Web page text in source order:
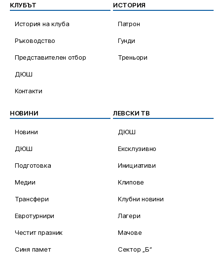
КЛУБЪТ
История на клуба
Ръководство
Представителен отбор
ДЮШ
Контакти
ИСТОРИЯ
Патрон
Гунди
Треньори
НОВИНИ
Новини
ДЮШ
Подготовка
Медии
Трансфери
Евротурнири
Честит празник
Синя памет
ЛЕВСКИ ТВ
ДЮШ
Ексклузивно
Инициативи
Клипове
Клубни новини
Лагери
Мачове
Сектор „Б“